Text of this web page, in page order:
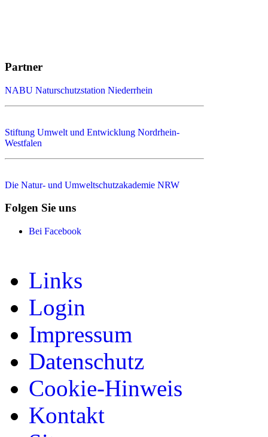
Partner
NABU Naturschutzstation Niederrhein
Stiftung Umwelt und Entwicklung Nordrhein-
Westfalen
Die Natur- und Umweltschutzakademie NRW
Folgen Sie uns
Bei Facebook
Links
Login
Impressum
Datenschutz
Cookie-Hinweis
Kontakt